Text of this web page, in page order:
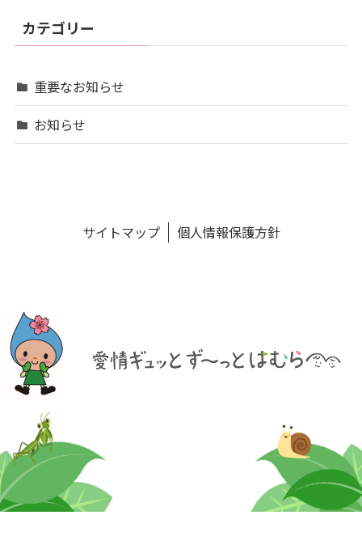
カテゴリー
重要なお知らせ
お知らせ
サイトマップ 個人情報保護方針